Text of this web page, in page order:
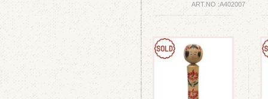
ART.NO :A402007